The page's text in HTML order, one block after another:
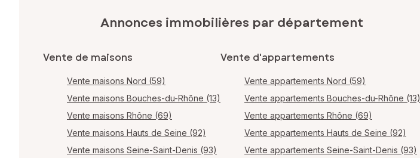
Annonces immobilières par département
Vente de maisons
Vente maisons Nord (59)
Vente maisons Bouches-du-Rhône (13)
Vente maisons Rhône (69)
Vente maisons Hauts de Seine (92)
Vente maisons Seine-Saint-Denis (93)
Vente d'appartements
Vente appartements Nord (59)
Vente appartements Bouches-du-Rhône (13)
Vente appartements Rhône (69)
Vente appartements Hauts de Seine (92)
Vente appartements Seine-Saint-Denis (93)